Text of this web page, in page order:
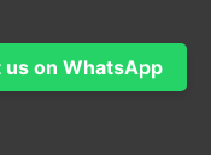
us on WhatsApp